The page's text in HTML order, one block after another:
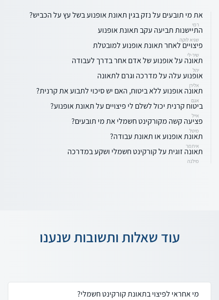
את מי תובעים על נזק בגין תאונת אופנוע בשל עץ על הכביש?
רמי
התיישנות תביעה עקב תאונת אופנוע
שגיא לוקה
פיצויים לאחר תאונת אופנוע למובטלת
שיר-לי
תאונה על אופנוע של אדם אחר בדרך לעבודה
יהל
אופנוע עלה על מדרכה וגרם לתאונה
אלירן
תאונה אופנוע ללא ביטוח, האם יש סיכוי לתבוע את קרנית?
אגם
ביטוח קרנית יכול לשלם לי פיצויים על תאונת אופנוע?
אייל
פציעה קשה מקורקינט חשמלי את מי תובעים?
מיטל
תאונת אופנוע או תאונת עבודה?
איתמר
תאונה זוגית על קורקינט חשמלי ושקע במדרכה
מילנה
עוד שאלות ותשובות שנענו
מי אחראי לפיצוי בתאונת קורקינט חשמלי?